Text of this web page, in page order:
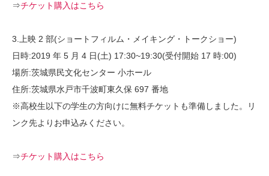
⇒チケット購入はこちら
3.上映 2 部(ショートフィルム・メイキング・トークショー)
日時:2019 年 5 月 4 日(土) 17:30~19:30(受付開始 17 時:00)
場所:茨城県民文化センター 小ホール
住所:茨城県水戸市千波町東久保 697 番地
※高校生以下の学生の方向けに無料チケットも準備しました。リ
ンク先よりお申込みください。
⇒チケット購入はこちら